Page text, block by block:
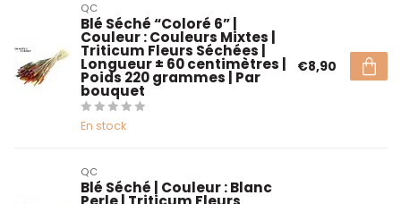
QC
Blé Séché “Coloré 6” |
Couleur : Couleurs Mixtes |
Triticum Fleurs Séchées |
Longueur ± 60 centimètres |
Poids 220 grammes | Par
bouquet
En stock
€8,90
QC
Blé Séché | Couleur : Blanc